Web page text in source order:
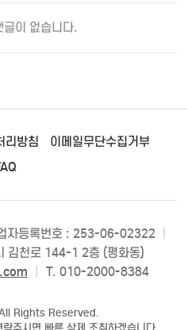
글이 없습니다.
리방침
이메일무단수집거부
자등록번호 : 253-06-02322
김천로 144-1 2층 (평화동)
T. 010-2000-8384
Rights Reserved.